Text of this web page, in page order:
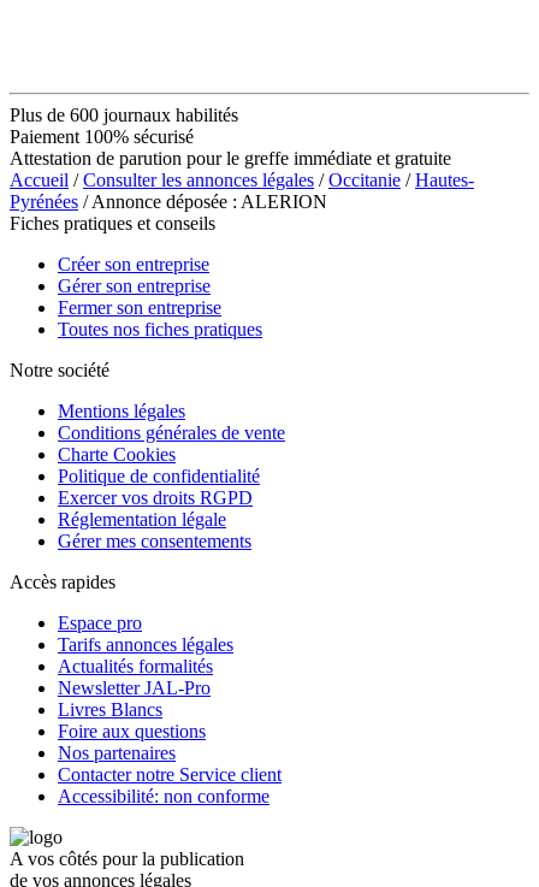
Plus de 600 journaux habilités
Paiement 100% sécurisé
Attestation de parution pour le greffe immédiate et gratuite
Accueil /Consulter les annonces légales /Occitanie /Hautes-
Pyrénées / Annonce déposée : ALERION
Fiches pratiques et conseils
Créer son entreprise
Gérer son entreprise
Fermer son entreprise
Toutes nos fiches pratiques
Notre société
Mentions légales
Conditions générales de vente
Charte Cookies
Politique de confidentialité
Exercer vos droits RGPD
Réglementation légale
Gérer mes consentements
Accès rapides
Espace pro
Tarifs annonces légales
Actualités formalités
Newsletter JAL-Pro
Livres Blancs
Foire aux questions
Nos partenaires
Contacter notre Service client
Accessibilité: non conforme
A vos côtés pour la publication
de vos annonces légales